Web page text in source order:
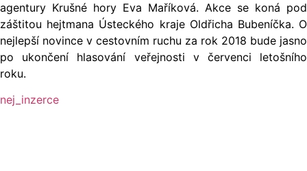
agentury Krušné hory Eva Maříková. Akce se koná pod
záštitou hejtmana Ústeckého kraje Oldřicha Bubeníčka. O
nejlepší novince v cestovním ruchu za rok 2018 bude jasno
po ukončení hlasování veřejnosti v červenci letošního
roku.
nej_inzerce